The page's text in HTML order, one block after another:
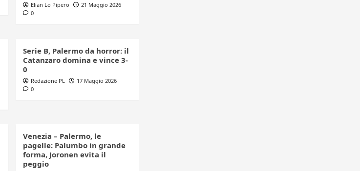
Elian Lo Pipero
21 Maggio 2026
0
Serie B, Palermo da horror: il
Catanzaro domina e vince 3-
0
Redazione PL
17 Maggio 2026
0
Venezia – Palermo, le
pagelle: Palumbo in grande
forma, Joronen evita il
peggio